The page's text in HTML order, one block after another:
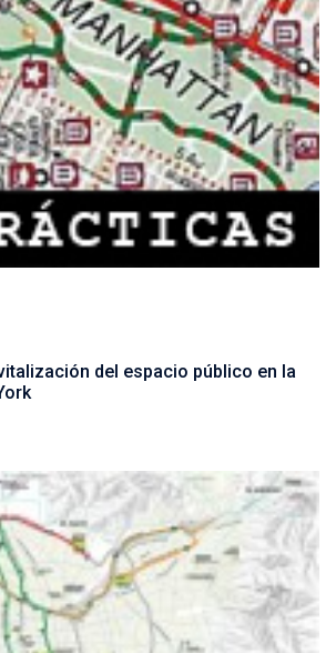
del espacio público en la